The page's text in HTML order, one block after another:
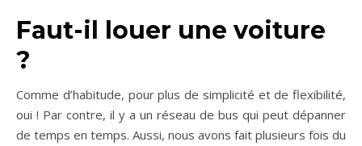
Faut-il louer une voiture
?
Comme d’habitude, pour plus de simplicité et de flexibilité,
oui ! Par contre, il y a un réseau de bus qui peut dépanner
de temps en temps. Aussi, nous avons fait plusieurs fois du